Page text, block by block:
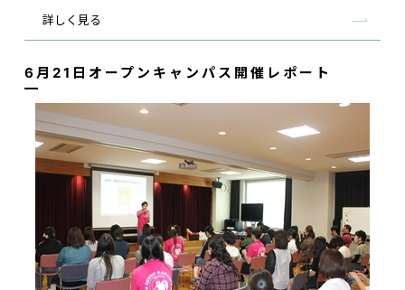
詳しく見る
6月21日オープンキャンパス開催レポート